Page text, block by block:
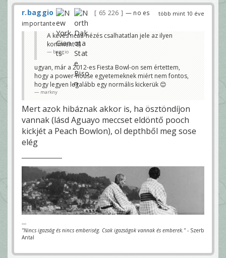
több mint 10 éve
r.baggio 65 226
— no es
importante
A kevés ncaa-nézés csalhatatlan jele az ilyen
komment 8)
baggio
ugyan, már a 2012-es Fiesta Bowl-on sem értettem,
hogy a power-house egyetemeknek miért nem fontos,
hogy legyen legalább egy normális kickerük 😊
markny
Mert azok hibáznak akkor is, ha ösztöndíjon
vannak (lásd Aguayo meccset eldöntő pooch
kickjét a Peach Bowlon), ol depthből meg sose
elég
---
"Nincs igazság és nincs emberiség. Csak igazságok vannak és emberek." - Szerb
Antal